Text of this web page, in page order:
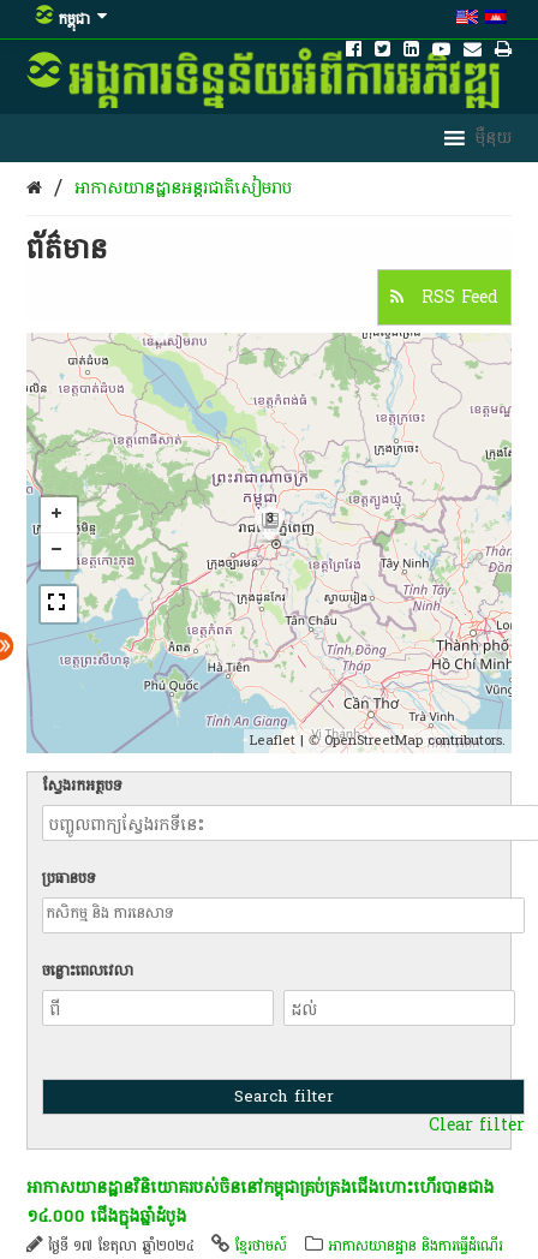
កម្ពុជា
/ អាកាសយានដ្ឋានអន្តរជាតិសៀមរាប
ព័ត៌មាន​
RSS Feed
3
Leaflet| © OpenStreetMapcontributors.
ស្វែងរកអត្ថបទ
ប្រធានបទ
ចន្លោះពេលវេលា
Clear filter
​អាកាសយានដ្ឋាន​វិនិយោគ​របស់​ចិន​នៅ​កម្ពុជា​គ្រប់គ្រង​ជើងហោះហើរ​បាន​ជាង​
១៤.០០០​ ជើង​ក្នុង​ឆ្នាំ​ដំបូង​
ថ្ងៃទី ១៧ ខែតុលា ឆ្នាំ២០២៤ ខ្មែរថាមស៍
អាកាសយានដ្ឋាន និងការធ្វើដំណើរ